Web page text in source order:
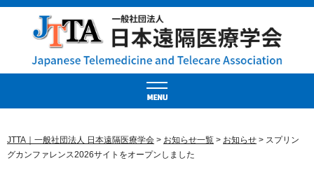
JTTA｜一般社団法人 日本遠隔医療学会 > お知らせ一覧 > お知らせ > スプリン
グカンファレンス2026サイトをオープンしました